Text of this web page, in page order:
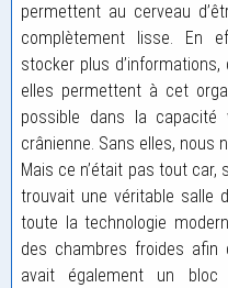
permettent au cerveau
complètement lisse. En
stocker plus
elles permettent à cet
possible dans la
crânienne. Sans elles, nous
Mais ce n’était pas tout
trouvait une véritable salle
toute la technologie
des chambres froides
avait également un bloc